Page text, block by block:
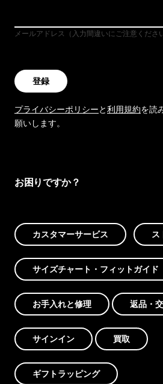
メールアドレス（入力間違いにご注意くださ
登録
プライバシーポリシーと利用規約を読
願いします。
お困りですか？
カスタマーサービス ス
サイズチャート・フィットガイド
お手入れと修理 返品・
サインイン 買取
ギフトラッピング